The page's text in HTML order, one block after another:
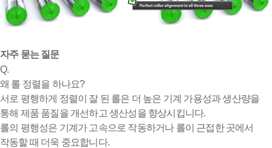
자주 묻는 질문
Q.
왜 롤 정렬을 하나요?
서로 평행하게 정렬이 잘 된 롤은 더 높은 기계 가용성과 생산량을
통해 제품 품질을 개선하고 생산성을 향상시킵니다.
롤의 평행성은 기계가 고속으로 작동하거나 롤이 근접한 곳에서
작동할 때 더욱 중요합니다.